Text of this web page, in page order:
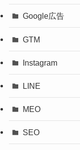
Google広告
GTM
Instagram
LINE
MEO
SEO